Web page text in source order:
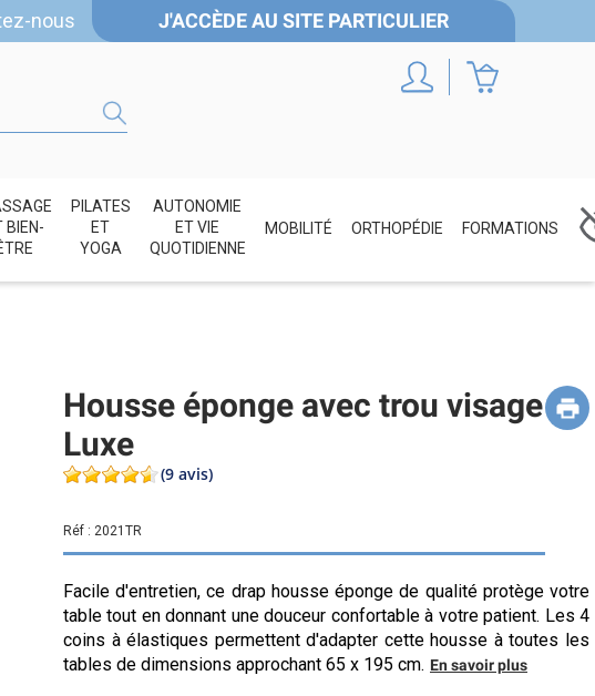
nous J'ACCÈDE AU SITE PARTICULIER
BIEN-
PILATES
ET
YOGA
AUTONOMIE
ET VIE
QUOTIDIENNE
MOBILITÉ ORTHOPÉDIE FORMATIONS
Housse éponge avec trou visage
Luxe
(9 avis)
Réf : 2021TR
Facile d'entretien, ce drap housse éponge de qualité protège votre
table tout en donnant une douceur confortable à votre patient. Les 4
coins à élastiques permettent d'adapter cette housse à toutes les
tables de dimensions approchant 65 x 195 cm. En savoir plus